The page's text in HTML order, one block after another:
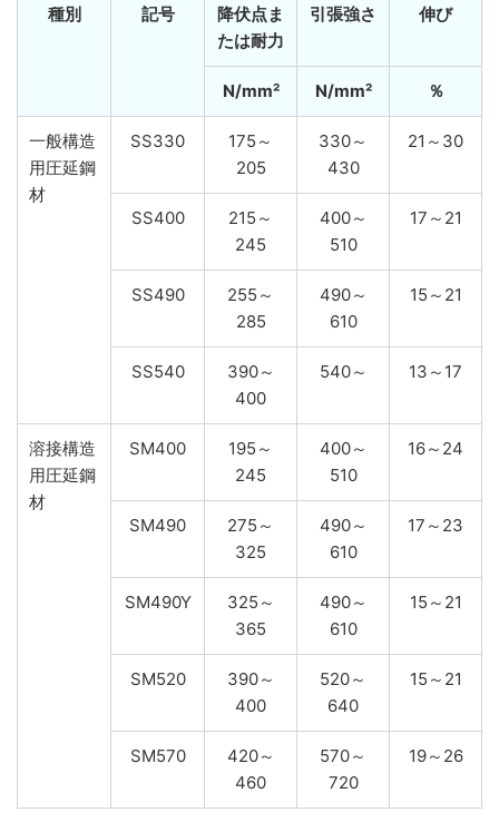
種別 記号
降伏点ま
たは耐力
引張強さ 伸び
N/mm² N/mm² ％
一般構造
用圧延鋼
材
SS330
175～
205
330～
430
21～30
SS400
215～
245
400～
510
17～21
SS490
255～
285
490～
610
15～21
SS540
390～
400
540～ 13～17
溶接構造
用圧延鋼
材
SM400
195～
245
400～
510
16～24
SM490
275～
325
490～
610
17～23
SM490Y
325～
365
490～
610
15～21
SM520
390～
400
520～
640
15～21
SM570
420～
460
570～
720
19～26